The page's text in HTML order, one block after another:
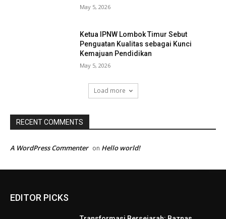
May 5, 2026
Ketua IPNW Lombok Timur Sebut
Penguatan Kualitas sebagai Kunci
Kemajuan Pendidikan
May 5, 2026
Load more
RECENT COMMENTS
A WordPress Commenter on Hello world!
EDITOR PICKS